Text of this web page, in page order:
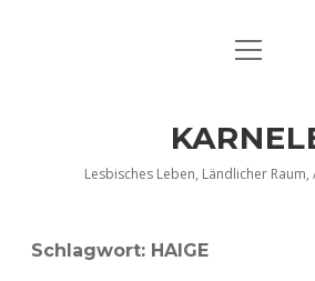
Menü
Lesbisches Leben, Ländlicher
Schlagwort: HAIGE